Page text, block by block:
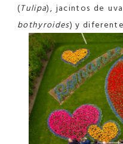
(Tulipa), jacintos de
bothyroides) y